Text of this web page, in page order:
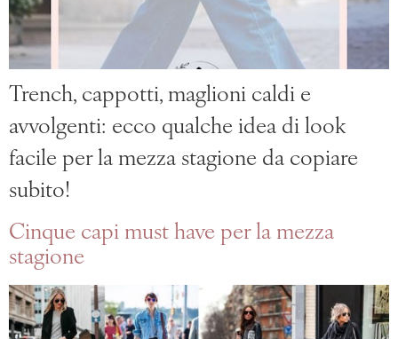
Trench, cappotti, maglioni caldi e
avvolgenti: ecco qualche idea di look
facile per la mezza stagione da copiare
subito!
Cinque capi must have per la mezza
stagione